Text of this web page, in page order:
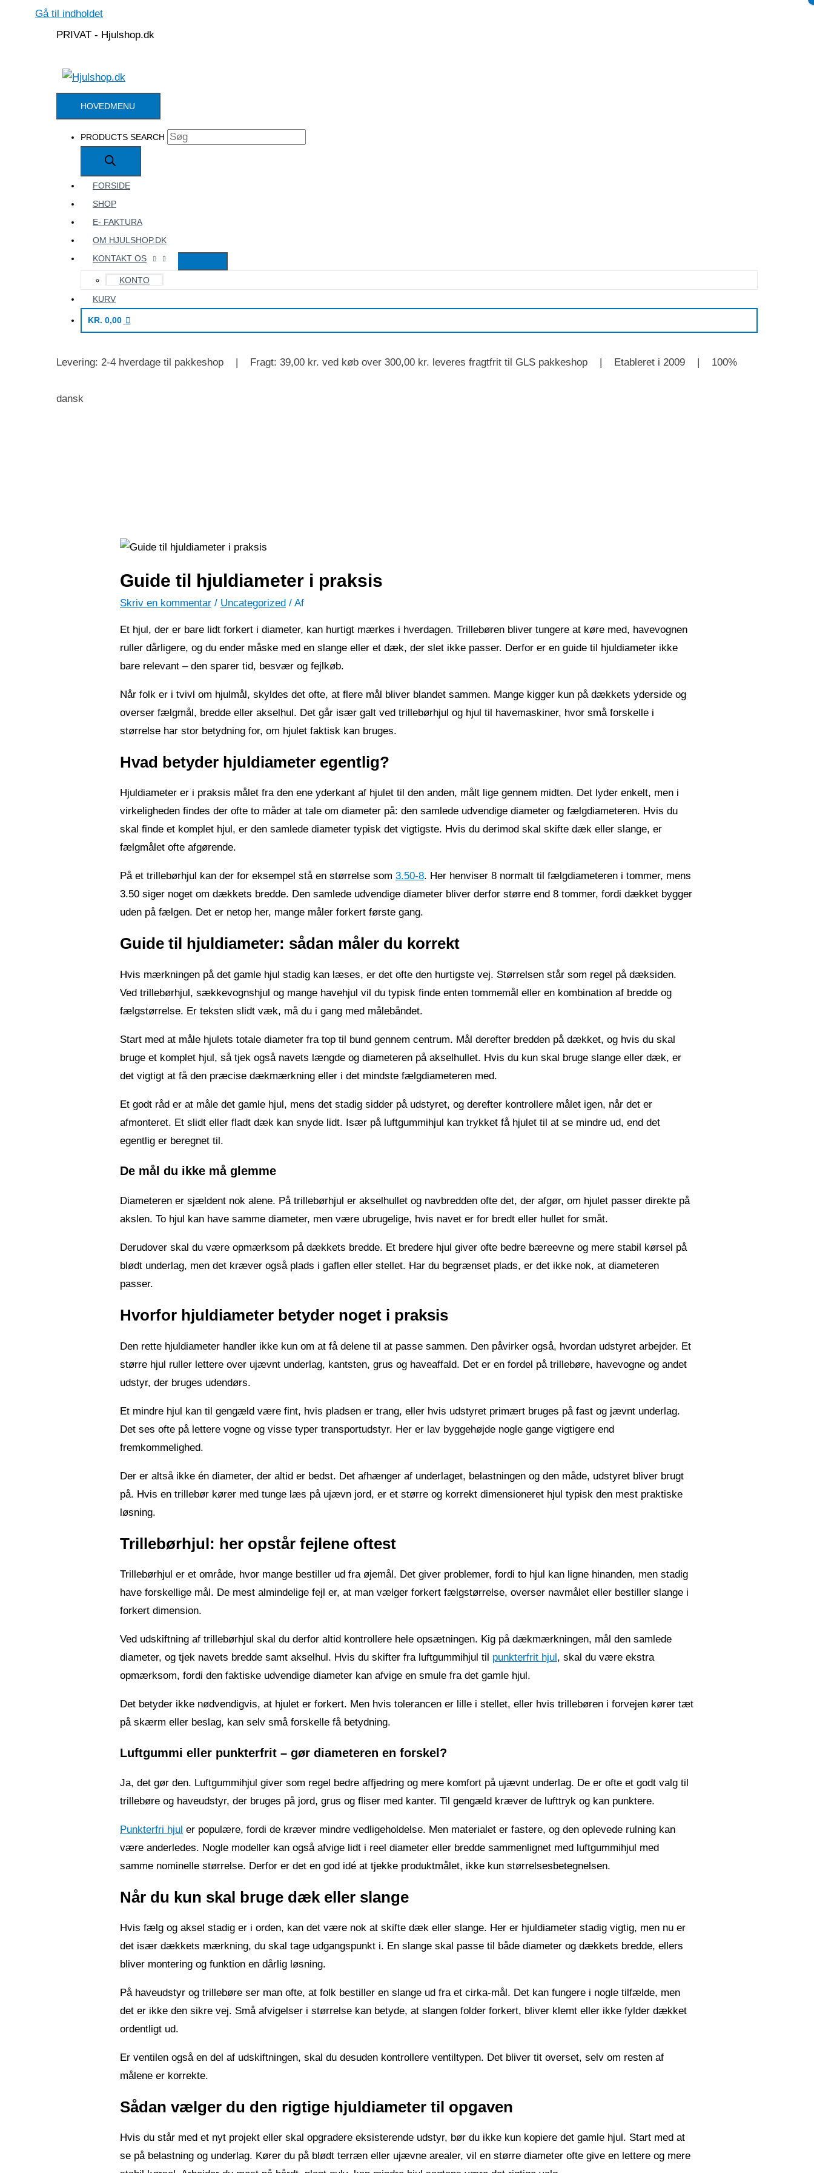
Gå til indholdet
PRIVAT - Hjulshop.dk
HOVEDMENU
PRODUCTS SEARCH
FORSIDE
SHOP
E- FAKTURA
OM HJULSHOP.DK
KONTAKT OS
KONTO
KURV
KR. 0,00
Levering: 2-4 hverdage til pakkeshop | Fragt: 39,00 kr. ved køb over 300,00 kr. leveres fragtfrit til GLS pakkeshop | Etableret i 2009 | 100%
dansk
Guide til hjuldiameter i praksis
Skriv en kommentar / Uncategorized / Af
Et hjul, der er bare lidt forkert i diameter, kan hurtigt mærkes i hverdagen. Trillebøren bliver tungere at køre med, havevognen
ruller dårligere, og du ender måske med en slange eller et dæk, der slet ikke passer. Derfor er en guide til hjuldiameter ikke
bare relevant – den sparer tid, besvær og fejlkøb.
Når folk er i tvivl om hjulmål, skyldes det ofte, at flere mål bliver blandet sammen. Mange kigger kun på dækkets yderside og
overser fælgmål, bredde eller akselhul. Det går især galt ved trillebørhjul og hjul til havemaskiner, hvor små forskelle i
størrelse har stor betydning for, om hjulet faktisk kan bruges.
Hvad betyder hjuldiameter egentlig?
Hjuldiameter er i praksis målet fra den ene yderkant af hjulet til den anden, målt lige gennem midten. Det lyder enkelt, men i
virkeligheden findes der ofte to måder at tale om diameter på: den samlede udvendige diameter og fælgdiameteren. Hvis du
skal finde et komplet hjul, er den samlede diameter typisk det vigtigste. Hvis du derimod skal skifte dæk eller slange, er
fælgmålet ofte afgørende.
På et trillebørhjul kan der for eksempel stå en størrelse som 3.50-8. Her henviser 8 normalt til fælgdiameteren i tommer, mens
3.50 siger noget om dækkets bredde. Den samlede udvendige diameter bliver derfor større end 8 tommer, fordi dækket bygger
uden på fælgen. Det er netop her, mange måler forkert første gang.
Guide til hjuldiameter: sådan måler du korrekt
Hvis mærkningen på det gamle hjul stadig kan læses, er det ofte den hurtigste vej. Størrelsen står som regel på dæksiden.
Ved trillebørhjul, sækkevognshjul og mange havehjul vil du typisk finde enten tommemål eller en kombination af bredde og
fælgstørrelse. Er teksten slidt væk, må du i gang med målebåndet.
Start med at måle hjulets totale diameter fra top til bund gennem centrum. Mål derefter bredden på dækket, og hvis du skal
bruge et komplet hjul, så tjek også navets længde og diameteren på akselhullet. Hvis du kun skal bruge slange eller dæk, er
det vigtigt at få den præcise dækmærkning eller i det mindste fælgdiameteren med.
Et godt råd er at måle det gamle hjul, mens det stadig sidder på udstyret, og derefter kontrollere målet igen, når det er
afmonteret. Et slidt eller fladt dæk kan snyde lidt. Især på luftgummihjul kan trykket få hjulet til at se mindre ud, end det
egentlig er beregnet til.
De mål du ikke må glemme
Diameteren er sjældent nok alene. På trillebørhjul er akselhullet og navbredden ofte det, der afgør, om hjulet passer direkte på
akslen. To hjul kan have samme diameter, men være ubrugelige, hvis navet er for bredt eller hullet for småt.
Derudover skal du være opmærksom på dækkets bredde. Et bredere hjul giver ofte bedre bæreevne og mere stabil kørsel på
blødt underlag, men det kræver også plads i gaflen eller stellet. Har du begrænset plads, er det ikke nok, at diameteren
passer.
Hvorfor hjuldiameter betyder noget i praksis
Den rette hjuldiameter handler ikke kun om at få delene til at passe sammen. Den påvirker også, hvordan udstyret arbejder. Et
større hjul ruller lettere over ujævnt underlag, kantsten, grus og haveaffald. Det er en fordel på trillebøre, havevogne og andet
udstyr, der bruges udendørs.
Et mindre hjul kan til gengæld være fint, hvis pladsen er trang, eller hvis udstyret primært bruges på fast og jævnt underlag.
Det ses ofte på lettere vogne og visse typer transportudstyr. Her er lav byggehøjde nogle gange vigtigere end
fremkommelighed.
Der er altså ikke én diameter, der altid er bedst. Det afhænger af underlaget, belastningen og den måde, udstyret bliver brugt
på. Hvis en trillebør kører med tunge læs på ujævn jord, er et større og korrekt dimensioneret hjul typisk den mest praktiske
løsning.
Trillebørhjul: her opstår fejlene oftest
Trillebørhjul er et område, hvor mange bestiller ud fra øjemål. Det giver problemer, fordi to hjul kan ligne hinanden, men stadig
have forskellige mål. De mest almindelige fejl er, at man vælger forkert fælgstørrelse, overser navmålet eller bestiller slange i
forkert dimension.
Ved udskiftning af trillebørhjul skal du derfor altid kontrollere hele opsætningen. Kig på dækmærkningen, mål den samlede
diameter, og tjek navets bredde samt akselhul. Hvis du skifter fra luftgummihjul til punkterfrit hjul, skal du være ekstra
opmærksom, fordi den faktiske udvendige diameter kan afvige en smule fra det gamle hjul.
Det betyder ikke nødvendigvis, at hjulet er forkert. Men hvis tolerancen er lille i stellet, eller hvis trillebøren i forvejen kører tæt
på skærm eller beslag, kan selv små forskelle få betydning.
Luftgummi eller punkterfrit – gør diameteren en forskel?
Ja, det gør den. Luftgummihjul giver som regel bedre affjedring og mere komfort på ujævnt underlag. De er ofte et godt valg til
trillebøre og haveudstyr, der bruges på jord, grus og fliser med kanter. Til gengæld kræver de lufttryk og kan punktere.
Punkterfri hjul er populære, fordi de kræver mindre vedligeholdelse. Men materialet er fastere, og den oplevede rulning kan
være anderledes. Nogle modeller kan også afvige lidt i reel diameter eller bredde sammenlignet med luftgummihjul med
samme nominelle størrelse. Derfor er det en god idé at tjekke produktmålet, ikke kun størrelsesbetegnelsen.
Når du kun skal bruge dæk eller slange
Hvis fælg og aksel stadig er i orden, kan det være nok at skifte dæk eller slange. Her er hjuldiameter stadig vigtig, men nu er
det især dækkets mærkning, du skal tage udgangspunkt i. En slange skal passe til både diameter og dækkets bredde, ellers
bliver montering og funktion en dårlig løsning.
På haveudstyr og trillebøre ser man ofte, at folk bestiller en slange ud fra et cirka-mål. Det kan fungere i nogle tilfælde, men
det er ikke den sikre vej. Små afvigelser i størrelse kan betyde, at slangen folder forkert, bliver klemt eller ikke fylder dækket
ordentligt ud.
Er ventilen også en del af udskiftningen, skal du desuden kontrollere ventiltypen. Det bliver tit overset, selv om resten af
målene er korrekte.
Sådan vælger du den rigtige hjuldiameter til opgaven
Hvis du står med et nyt projekt eller skal opgradere eksisterende udstyr, bør du ikke kun kopiere det gamle hjul. Start med at
se på belastning og underlag. Kører du på blødt terræn eller ujævne arealer, vil en større diameter ofte give en lettere og mere